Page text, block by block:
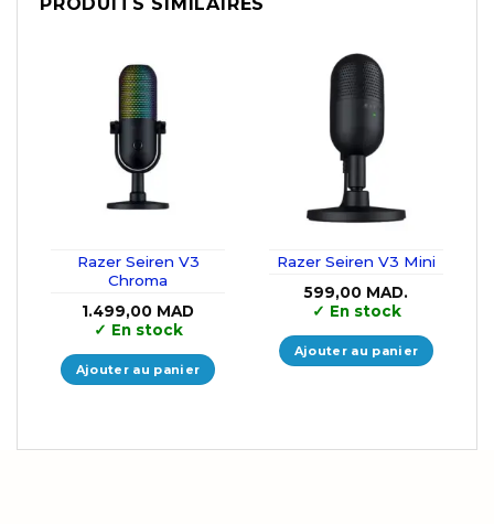
Razer Seiren V3
Chroma
1.499,00 MAD
✓ En stock
Ajouter au panier
Razer Seiren V3 Mini
599,00 MAD.
✓ En stock
Ajouter au panier